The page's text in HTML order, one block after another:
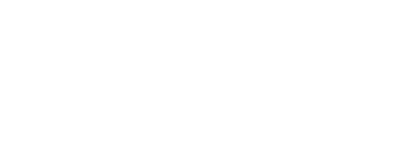
obligatoires et/ou absence de présentation des formats
de saisie, ou présente des suggestions non pertinentes.
moins n'est pas fonctionnel.